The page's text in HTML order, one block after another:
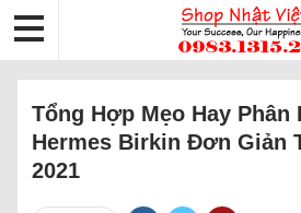
Tổng Hợp Mẹo Hay Phân
Hermes Birkin Đơn Giản
2021